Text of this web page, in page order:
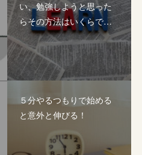
い、勉強しようと思った
らその方法はいくらで…
５分やるつもりで始める
と意外と伸びる！